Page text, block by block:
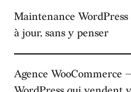
Maintenance
à jour, sans y penser
Agence WooCommerce